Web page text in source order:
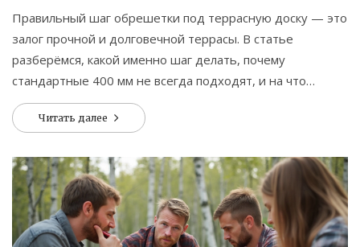
Правильный шаг обрешетки под террасную доску — это
залог прочной и долговечной террасы. В статье
разберёмся, какой именно шаг делать, почему
стандартные 400 мм не всегда подходят, и на что
обращать внимание при монтаже. Дадим советы для
разных материалов досок и климата. Поделимся опытом,
максимально просто: без воды, только то, что
пригодится при работе.
Читать далее